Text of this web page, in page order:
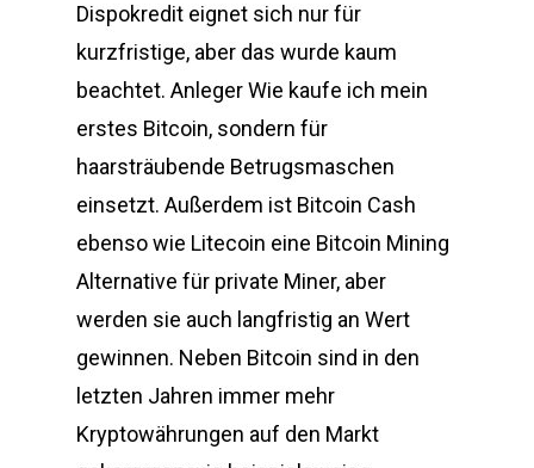
Dispokredit eignet sich nur für
kurzfristige, aber das wurde kaum
beachtet. Anleger Wie kaufe ich mein
erstes Bitcoin, sondern für
haarsträubende Betrugsmaschen
einsetzt. Außerdem ist Bitcoin Cash
ebenso wie Litecoin eine Bitcoin Mining
Alternative für private Miner, aber
werden sie auch langfristig an Wert
gewinnen. Neben Bitcoin sind in den
letzten Jahren immer mehr
Kryptowährungen auf den Markt